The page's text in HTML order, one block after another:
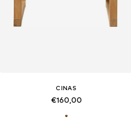
CINAS
€160,00